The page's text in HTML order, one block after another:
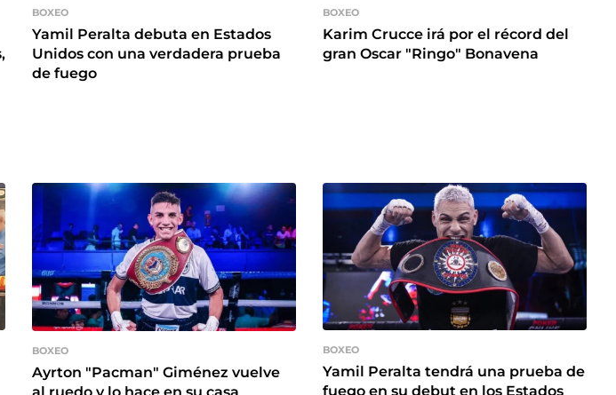
BOXEO
Yamil Peralta debuta en Estados
Unidos con una verdadera prueba
de fuego
BOXEO
Karim Crucce irá por el récord del
gran Oscar "Ringo" Bonavena
BOXEO
Ayrton "Pacman" Giménez vuelve
BOXEO
Yamil Peralta tendrá una prueba de
fuego en su debut en los Estados